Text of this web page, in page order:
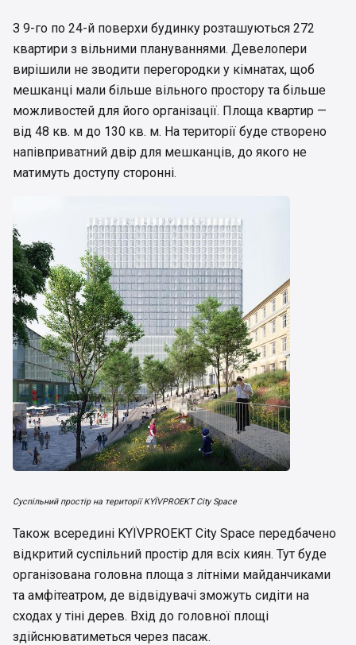
З 9-го по 24-й поверхи будинку розташуються 272
квартири з вільними плануваннями. Девелопери
вирішили не зводити перегородки у кімнатах, щоб
мешканці мали більше вільного простору та більше
можливостей для його організації. Площа квартир —
від 48 кв. м до 130 кв. м. На території буде створено
напівприватний двір для мешканців, до якого не
матимуть доступу сторонні.
Суспільний простір на території KYЇVPROEKT Citу Space
Також всередині KYЇVPROEKT Citу Space передбачено
відкритий суспільний простір для всіх киян. Тут буде
організована головна площа з літніми майданчиками
та амфітеатром, де відвідувачі зможуть сидіти на
сходах у тіні дерев. Вхід до головної площі
здійснюватиметься через пасаж.